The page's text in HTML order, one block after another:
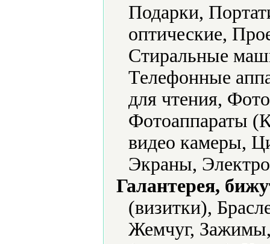
Подарки,
оптические,
Стиральные
Телефонные
для чтения,
Фотоаппараты
видео камеры,
Экраны,
Галантерея,
(визитки),
Жемчуг,